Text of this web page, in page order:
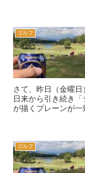
ゴルフ
さて、昨日（金曜日）の夕
日来から引き続き
が描くプレーンが一致し
ゴルフ